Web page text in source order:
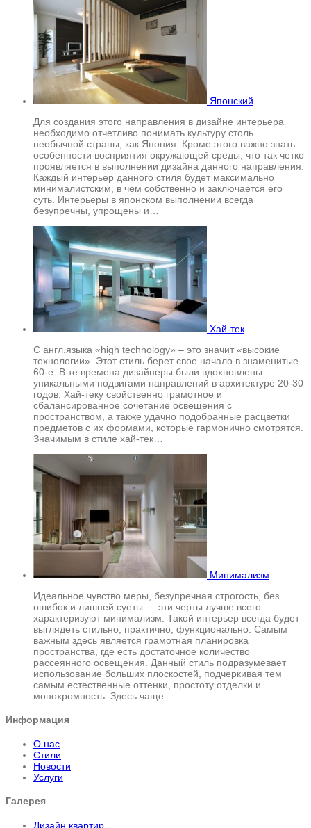
Японский
Для создания этого направления в дизайне интерьера
необходимо отчетливо понимать культуру столь
необычной страны, как Япония. Кроме этого важно знать
особенности восприятия окружающей среды, что так четко
проявляется в выполнении дизайна данного направления.
Каждый интерьер данного стиля будет максимально
минималистским, в чем собственно и заключается его
суть. Интерьеры в японском выполнении всегда
безупречны, упрощены и…
Хай-тек
С англ.языка «high technology» – это значит «высокие
технологии». Этот стиль берет свое начало в знаменитые
60-е. В те времена дизайнеры были вдохновлены
уникальными подвигами направлений в архитектуре 20-30
годов. Хай-теку свойственно грамотное и
сбалансированное сочетание освещения с
пространством, а также удачно подобранные расцветки
предметов с их формами, которые гармонично смотрятся.
Значимым в стиле хай-тек…
Минимализм
Идеальное чувство меры, безупречная строгость, без
ошибок и лишней суеты — эти черты лучше всего
характеризуют минимализм. Такой интерьер всегда будет
выглядеть стильно, практично, функционально. Самым
важным здесь является грамотная планировка
пространства, где есть достаточное количество
рассеянного освещения. Данный стиль подразумевает
использование больших плоскостей, подчеркивая тем
самым естественные оттенки, простоту отделки и
монохромность. Здесь чаще…
Информация
О нас
Стили
Новости
Услуги
Галерея
Дизайн квартир